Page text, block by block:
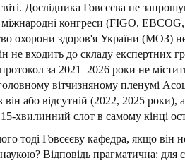
Дослідника Говсєєва не
конгреси (FIGO,
охорони здоров'я України (МОЗ)
не входить до складу експертних
за 2021–2026 роки не
вітчизняному пленумі
він або відсутній (2022, 2025 роки),
хвилинний слот в самому кінці
тоді Говсєєву кафедра, якщо він
Відповідь прагматична: для